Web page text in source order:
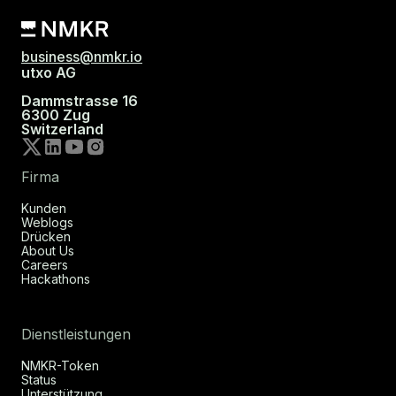
business@nmkr.io
utxo AG
Dammstrasse 16
6300 Zug
Switzerland
Firma
Kunden
Weblogs
Drücken
About Us
Careers
Hackathons
Dienstleistungen
NMKR-Token
Status